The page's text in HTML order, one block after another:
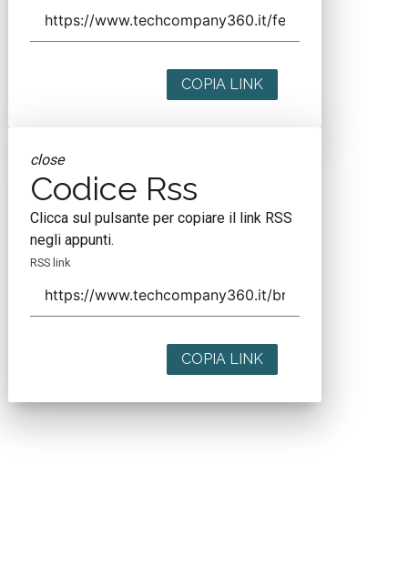
COPIA LINK
close
Codice Rss
Clicca sul pulsante per copiare il link RSS
negli appunti.
RSS link
COPIA LINK